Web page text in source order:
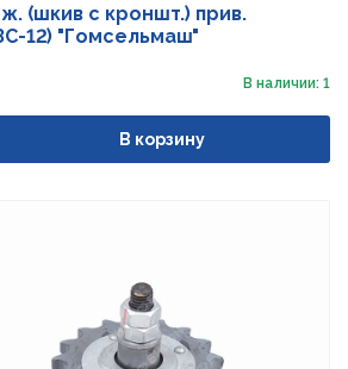
(шкив с кроншт.) прив.
12) "Гомсельмаш"
В наличии: 1
В корзину